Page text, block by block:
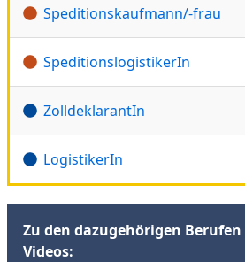
Speditionskaufmann/-frau
SpeditionslogistikerIn
ZolldeklarantIn
LogistikerIn
Zu den dazugehörigen
Videos: